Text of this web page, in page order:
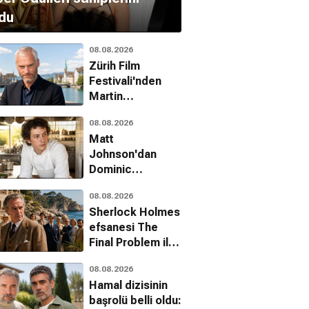
08.08.2026
Zürih Film
Festivali'nden
Martin
ödülü
08.08.2026
Matt
Johnson'dan
Dominic
tavsiye:
Hazırlanma
08.08.2026
Sherlock Holmes
efsanesi The
Final Problem ile
dönüyor
08.08.2026
Hamal dizisinin
başrolü belli oldu: